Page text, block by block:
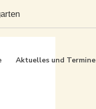
Aktuelles und Termine